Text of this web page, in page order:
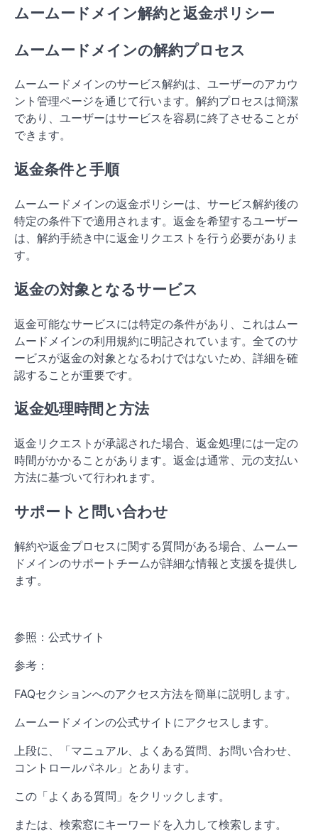
ムームードメイン解約と返金ポリシー
ムームードメインの解約プロセス
ムームードメインのサービス解約は、ユーザーのアカウ
ント管理ページを通じて行います。解約プロセスは簡潔
であり、ユーザーはサービスを容易に終了させることが
できます。
返金条件と手順
ムームードメインの返金ポリシーは、サービス解約後の
特定の条件下で適用されます。返金を希望するユーザー
は、解約手続き中に返金リクエストを行う必要がありま
す。
返金の対象となるサービス
返金可能なサービスには特定の条件があり、これはムー
ムードメインの利用規約に明記されています。全てのサ
ービスが返金の対象となるわけではないため、詳細を確
認することが重要です。
返金処理時間と方法
返金リクエストが承認された場合、返金処理には一定の
時間がかかることがあります。返金は通常、元の支払い
方法に基づいて行われます。
サポートと問い合わせ
解約や返金プロセスに関する質問がある場合、ムームー
ドメインのサポートチームが詳細な情報と支援を提供し
ます。
参照：公式サイト
参考：
FAQセクションへのアクセス方法を簡単に説明します。
ムームードメインの公式サイトにアクセスします。
上段に、「マニュアル、よくある質問、お問い合わせ、
コントロールパネル」とあります。
この「よくある質問」をクリックします。
または、検索窓にキーワードを入力して検索します。